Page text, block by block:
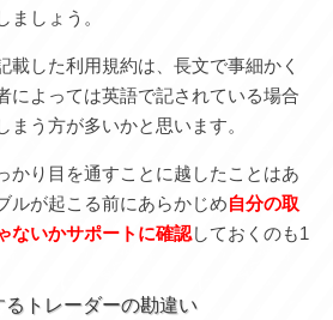
ましょう。
載した利用規約は、長文で事細かく
によっては英語で記されている場合
まう方が多いかと思います。
かり目を通すことに越したことはあ
ルが起こる前にあらかじめ自分の取
ないかサポートに確認しておくのも1
トレーダーの勘違い